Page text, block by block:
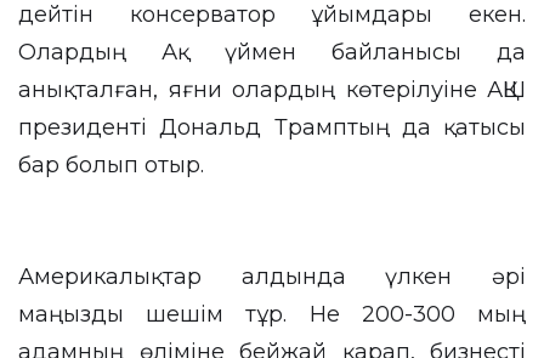
дейтін консерватор ұйымдары екен.
Олардың Ақ үймен байланысы да
анықталған, яғни олардың көтерілуіне АҚШ
президенті Дональд Трамптың да қатысы
бар болып отыр.
Америкалықтар алдында үлкен әрі
маңызды шешім тұр. Не 200-300 мың
адамның өліміне бейжай қарап, бизнесті